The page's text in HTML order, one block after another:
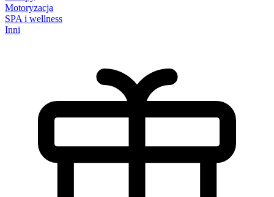
Motoryzacja
SPA i wellness
Inni